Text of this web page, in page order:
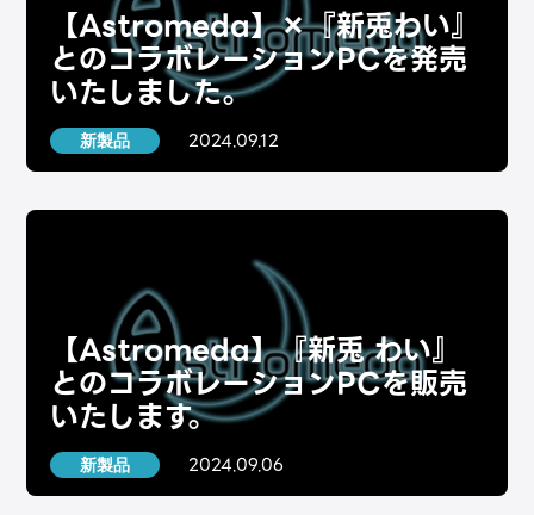
【Astromeda】×『新兎わい』
とのコラボレーションPCを発売
いたしました。
新製品 2024.09.12
【Astromeda】『新兎 わい』
とのコラボレーションPCを販売
いたします。
新製品 2024.09.06